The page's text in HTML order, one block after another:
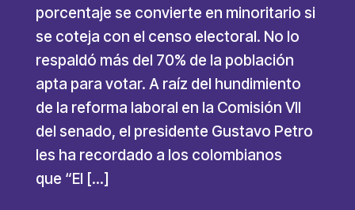
porcentaje se convierte en minoritario si
se coteja con el censo electoral. No lo
respaldó más del 70% de la población
apta para votar. A raíz del hundimiento
de la reforma laboral en la Comisión VII
del senado, el presidente Gustavo Petro
les ha recordado a los colombianos
que “El […]